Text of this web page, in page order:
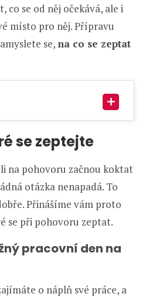
co se od něj očekává, ale i
místo pro něj. Přípravu
se, na co se zeptat
se zeptejte
na pohovoru začnou koktat
otázka nenapadá. To
Přinášíme vám proto
se při pohovoru zeptat.
pracovní den na
o náplň své práce, a